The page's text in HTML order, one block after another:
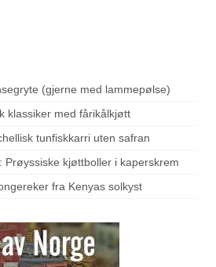
(gjerne med lammepølse)
klassiker med fårikålkjøtt
tunfiskkarri uten safran
Prøyssiske kjøttboller i kaperskrem
fra Kenyas solkyst